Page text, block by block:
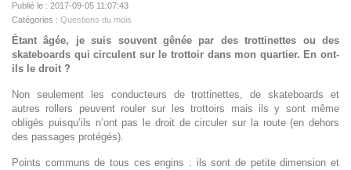
Publié le : 2017-09-05 11:07:43
Catégories : Questions du mois
Étant âgée, je suis souvent gênée par des trottinettes ou des
skateboards qui circulent sur le trottoir dans mon quartier. En ont-
ils le droit ?
Non seulement les conducteurs de trottinettes, de skateboards et
autres rollers peuvent rouler sur les trottoirs mais ils y sont même
obligés puisqu’ils n’ont pas le droit de circuler sur la route (en dehors
des passages protégés).
Points communs de tous ces engins : ils sont de petite dimension et